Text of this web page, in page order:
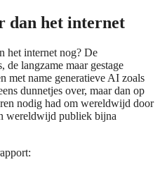
dan het internet
het internet nog? De
de langzame maar gestage
met name generatieve AI zoals
dunnetjes over, maar dan op
nodig had om wereldwijd door
wereldwijd publiek bijna